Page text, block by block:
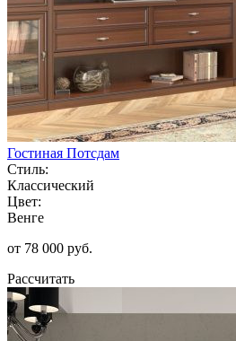
Гостиная Потсдам
Стиль:
Классический
Цвет:
Венге
от 78 000 руб.
Рассчитать